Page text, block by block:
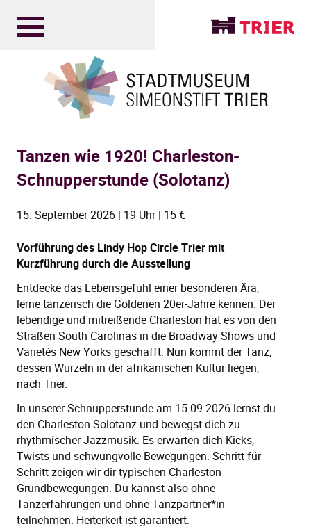
Tanzen wie 1920! Charleston-
Schnupperstunde (Solotanz)
15. September 2026 | 19 Uhr | 15 €
Vorführung des Lindy Hop Circle Trier mit
Kurzführung durch die Ausstellung
Entdecke das Lebensgefühl einer besonderen Ära,
lerne tänzerisch die Goldenen 20er-Jahre kennen. Der
lebendige und mitreißende Charleston hat es von den
Straßen South Carolinas in die Broadway Shows und
Varietés New Yorks geschafft. Nun kommt der Tanz,
dessen Wurzeln in der afrikanischen Kultur liegen,
nach Trier.
In unserer Schnupperstunde am 15.09.2026 lernst du
den Charleston-Solotanz und bewegst dich zu
rhythmischer Jazzmusik. Es erwarten dich Kicks,
Twists und schwungvolle Bewegungen. Schritt für
Schritt zeigen wir dir typischen Charleston-
Grundbewegungen. Du kannst also ohne
Tanzerfahrungen und ohne Tanzpartner*in
teilnehmen. Heiterkeit ist garantiert.